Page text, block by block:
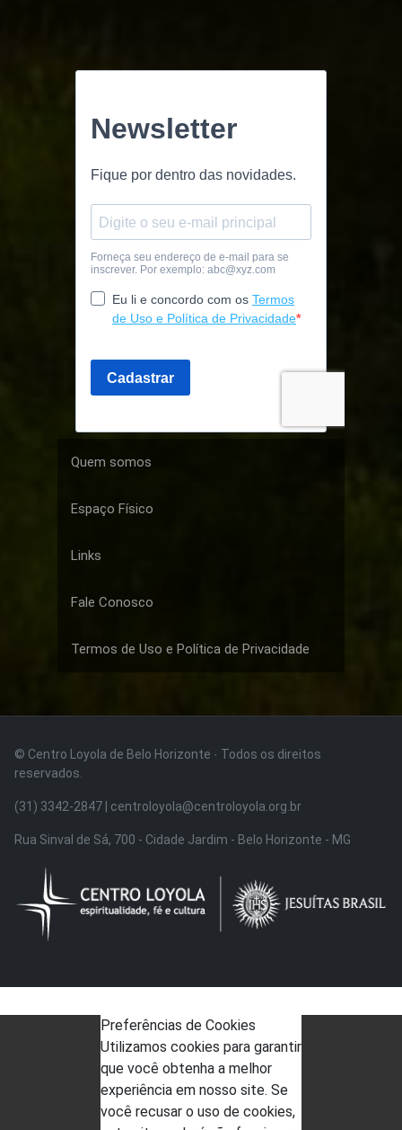
Quem somos
Espaço Físico
Links
Fale Conosco
Termos de Uso e Política de Privacidade
© Centro Loyola de Belo Horizonte · Todos os direitos
reservados.
(31) 3342-2847 | centroloyola@centroloyola.org.br
Rua Sinval de Sá, 700 - Cidade Jardim - Belo Horizonte - MG
Preferências de Cookies
Utilizamos cookies para garantir
que você obtenha a melhor
experiência em nosso site. Se
você recusar o uso de cookies,